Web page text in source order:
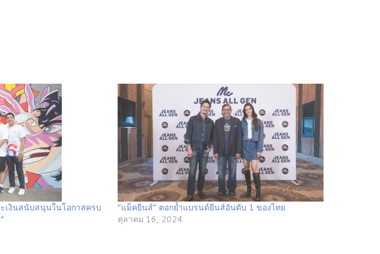
เงินสนับสนุนในโอกาสครบ
“แม็คยีนส์” ตอกย้ำแบรนด์ยีนส์อันดับ 1 ของไทย
ตุลาคม 16, 2024